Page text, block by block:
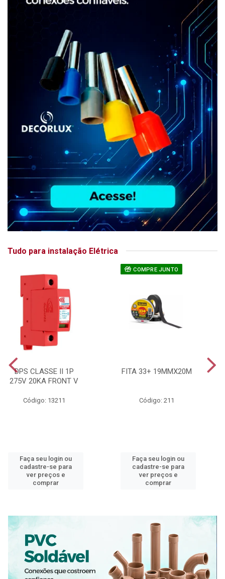
Tudo para instalação Elétrica
DPS CLASSE II 1P
275V 20KA FRONT V
Código: 13211
Faça seu login ou
cadastre-se para
ver preços e
comprar
COMPRE JUNTO
FITA 33+ 19MMX20M
Código: 211
Faça seu login ou
cadastre-se para
ver preços e
comprar